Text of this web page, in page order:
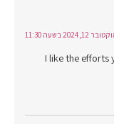
12, 2024 בשעה 11:30
I like the efforts